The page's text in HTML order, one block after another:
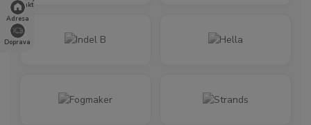
Adresa
Doprava